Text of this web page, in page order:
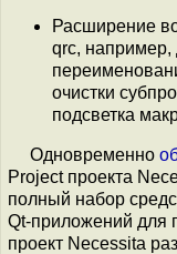
Расширение
qrc, например,
очистки
подсветка
Одновременно
Project проекта
полный набор
Qt-приложений для
проект Necessita